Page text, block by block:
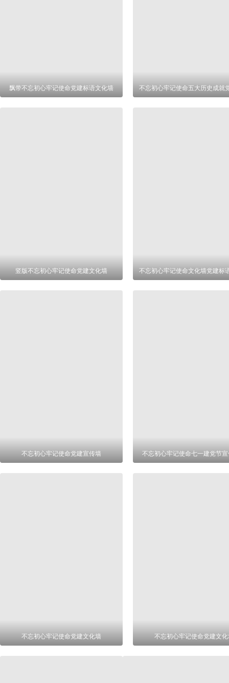
飘带不忘初心牢记使命党建标语文化墙 不忘初心牢记使命五大历史成就
竖版不忘初心牢记使命党建文化墙 不忘初心牢记使命文化墙党建标
不忘初心牢记使命党建宣传墙 不忘初心牢记使命七一建党节
不忘初心牢记使命党建文化墙 不忘初心牢记使命党建文